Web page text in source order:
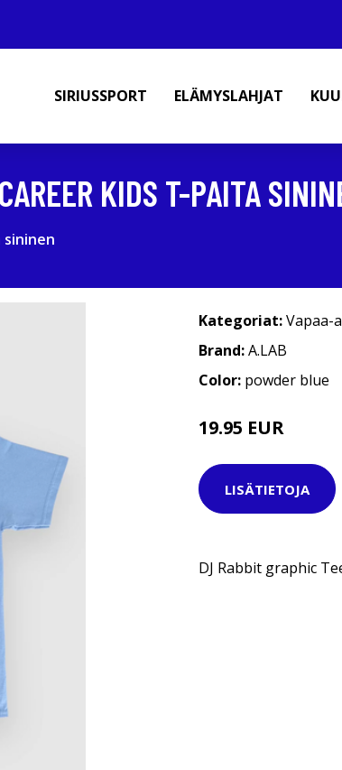
SIRIUSSPORT ELÄMYSLAHJAT
KIDS T-PAITA
sininen
Kategoriat:Vapaa-
Brand:A.LAB
Color: powder blue
19.95 EUR
LISÄTIETOJA
DJ Rabbit graphic